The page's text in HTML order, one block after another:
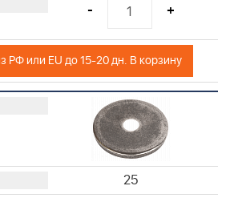
- +
Поставка из РФ или EU до 15-20 дн. В корзину
25